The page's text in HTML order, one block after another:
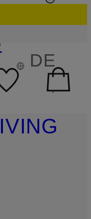
DE